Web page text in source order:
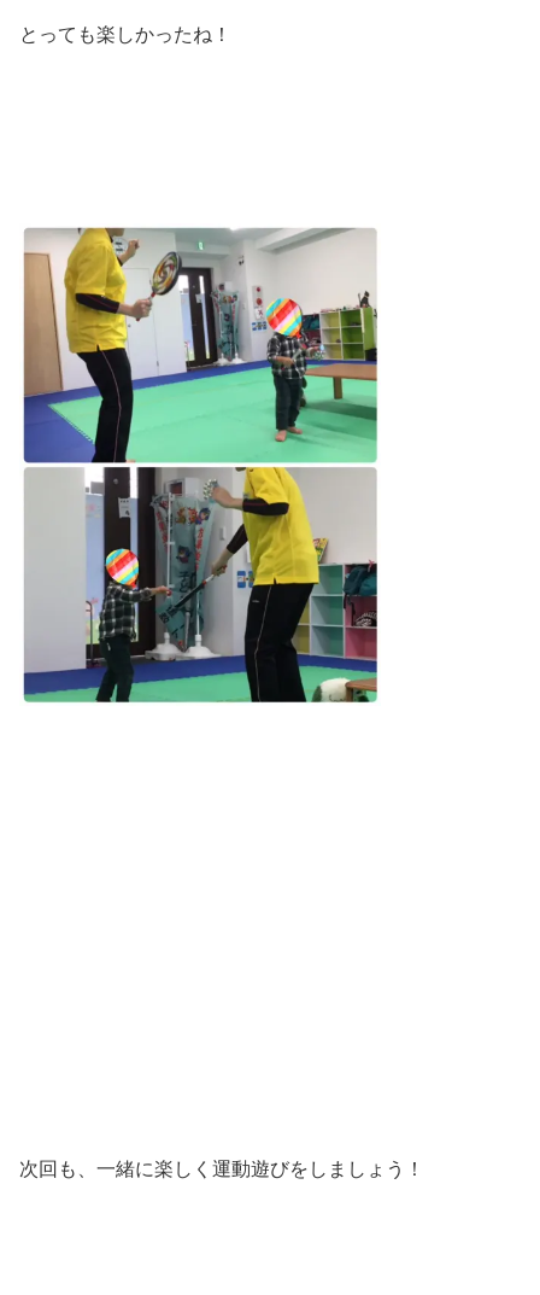
とっても楽しかったね！
次回も、一緒に楽しく運動遊びをしましょう！